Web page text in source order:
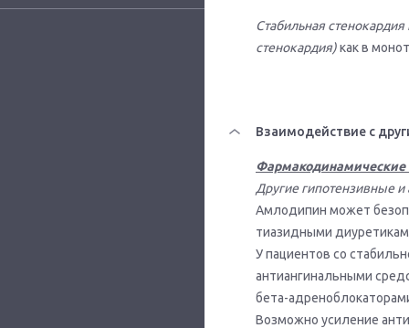
Стабильная
стенокардия)как в
Взаимодействие с
Фармакодинамические
Другие гипотензивные
Амлодипин может
тиазидными
У пациентов со
антиангинальными
бета-
Возможно усиление